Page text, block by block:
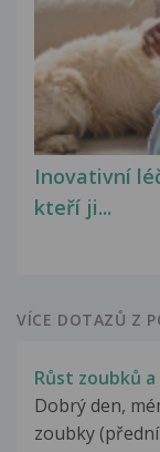
Inovativní
kteří ji...
VÍCE DOTAZŮ Z
Růst zoubků
Dobrý den,
zoubky